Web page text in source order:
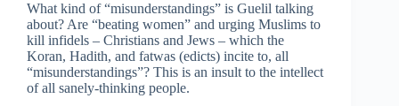
What kind of “misunderstandings” is Guelil talking
about? Are “beating women” and urging Muslims to
kill infidels – Christians and Jews – which the
Koran, Hadith, and fatwas (edicts) incite to, all
“misunderstandings”? This is an insult to the intellect
of all sanely-thinking people.